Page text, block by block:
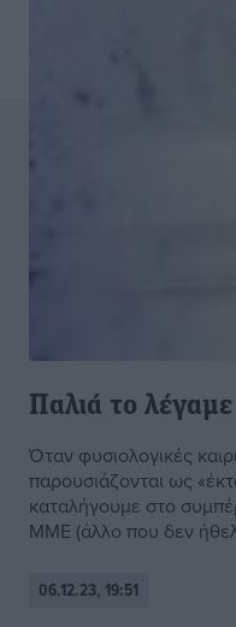
Παλιά το
Όταν φυσιολογικές
παρουσιάζονται ως
καταλήγουμε στο
ΜΜΕ (άλλο που δεν
06.12.23, 19:51